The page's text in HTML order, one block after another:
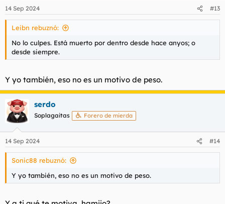
e
s
14 Sep 2024 #13
Leibn rebuznó:
No lo culpes. Está muerto por dentro desde hace anyos; o
desde siempre.
Y yo también, eso no es un motivo de peso.
serdo
Soplagaitas Forero de mierda
14 Sep 2024 #14
Sonic88 rebuznó:
Y yo también, eso no es un motivo de peso.